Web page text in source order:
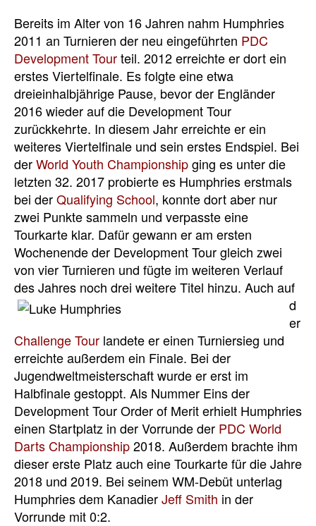
Bereits im Alter von 16 Jahren nahm Humphries
2011 an Turnieren der neu eingeführten PDC
Development Tourteil. 2012 erreichte er dort ein
erstes Viertelfinale. Es folgte eine etwa
dreieinhalbjährige Pause, bevor der Engländer
2016 wieder auf die Development Tour
zurückkehrte. In diesem Jahr erreichte er ein
weiteres Viertelfinale und sein erstes Endspiel. Bei
derWorld Youth Championshipging es unter die
letzten 32. 2017 probierte es Humphries erstmals
bei derQualifying School, konnte dort aber nur
zwei Punkte sammeln und verpasste eine
Tourkarte klar. Dafür gewann er am ersten
Wochenende der Development Tour gleich zwei
von vier Turnieren und fügte im weiteren Verlauf
des Jahres noch drei weitere Titel hinzu. Auch auf
d
er
Challenge Tour landete er einen Turniersieg und
erreichte außerdem ein Finale. Bei der
Jugendweltmeisterschaft wurde er erst im
Halbfinale gestoppt. Als Nummer Eins der
Development Tour Order of Merit erhielt Humphries
einen Startplatz in der Vorrunde der PDC World
Darts Championship2018. Außerdem brachte ihm
dieser erste Platz auch eine Tourkarte für die Jahre
2018 und 2019. Bei seinem WM-Debüt unterlag
Humphries dem KanadierJeff Smith in der
Vorrunde mit 0:2.